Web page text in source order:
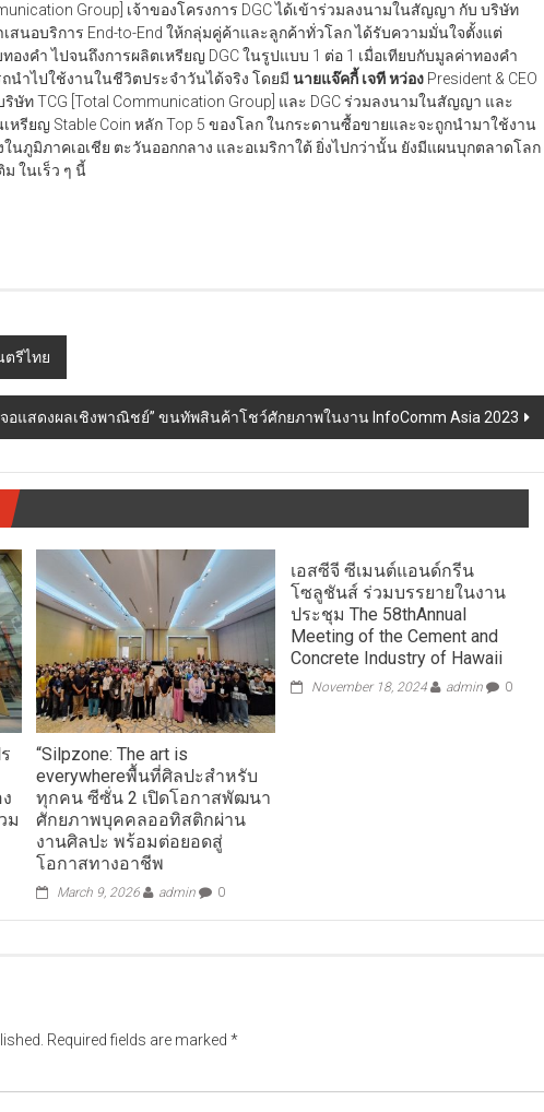
Group] เจ้าของโครงการ DGC ได้เข้าร่วมลงนามในสัญญา กับ บริษัท
เสนอบริการ End-to-End ให้กลุ่มคู่ค้าและลูกค้าทั่วโลก ได้รับความมั่นใจตั้งแต่
องคำ ไปจนถึงการผลิตเหรียญ DGC ในรูปแบบ 1 ต่อ 1 เมื่อเทียบกับมูลค่าทองคำ
นำไปใช้งานในชีวิตประจำวันได้จริง โดยมี นายแจ๊คกี้ เจที หว่อง President & CEO
ริษัท TCG [Total Communication Group] และ DGC ร่วมลงนามในสัญญา และ
เหรียญ Stable Coin หลัก Top 5 ของโลก ในกระดานซื้อขายและจะถูกนำมาใช้งาน
ในภูมิภาคเอเชีย ตะวันออกกลาง และอเมริกาใต้ ยิ่งไปกว่านั้น ยังมีแผนบุกตลาดโลก
ม ในเร็ว ๆ นี้
รีไทย
จอแสดงผลเชิงพาณิชย์” ขนทัพสินค้าโชว์ศักยภาพในงาน InfoComm Asia 2023
ม
“Silpzone: The art is
everywhereพื้นที่ศิลปะสำหรับ
ทุกคน ซีซั่น 2 เปิดโอกาสพัฒนา
ศักยภาพบุคคลออทิสติกผ่าน
งานศิลปะ พร้อมต่อยอดสู่
โอกาสทางอาชีพ
March 9, 2026 admin 0
เอสซีจี ซีเมนต์แอนด์กรีน
โซลูชันส์ ร่วมบรรยายในงาน
ประชุม The 58thAnnual
Meeting of the Cement and
Concrete Industry of Hawaii
November 18, 2024 admin 0
Required fields are marked *